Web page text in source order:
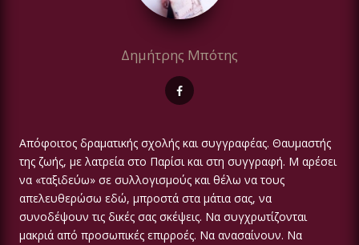
Δημήτρης Μπότης
Απόφοιτος δραματικής σχολής και συγγραφέας. Θαυμαστής
της ζωής, με λατρεία στο Παρίσι και στη συγγραφή. Μ αρέσει
να «ταξιδεύω» σε συλλογισμούς και θέλω να τους
απελευθερώσω εδώ, μπροστά στα μάτια σας, να
συνοδέψουν τις δικές σας σκέψεις. Να συγχρωτίζονται
μακριά από προσωπικές επιρροές. Να ανασαίνουν. Να